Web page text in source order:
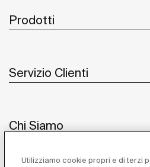
Prodotti
Servizio Clienti
Chi Siamo
Utilizziamo cookie propri e di terzi